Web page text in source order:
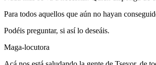
Para todos aquellos que aún no hayan
Podéis preguntar, si así lo deseáis.
Maga-locutora